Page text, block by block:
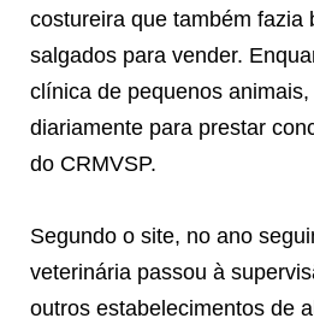
costureira que também fazia
salgados para vender.
clínica de pequenos
diariamente para prestar
do CRMVSP.
Segundo o site, no ano
veterinária passou à
outros estabelecimentos de